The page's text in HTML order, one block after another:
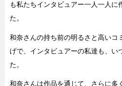
も私たちインタビュアー一人一人に
た。
和奈さんの持ち前の明るさと高いコ
げで、インタビュアーの私達も、い
た。
和奈さんは作品を通じて、さらに多